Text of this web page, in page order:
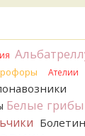
мухомора.
всего он.
Ателии
Белые грибы